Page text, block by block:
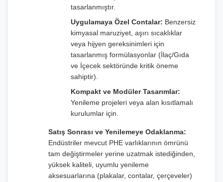
tasarlanmıştır.
Uygulamaya Özel Contalar: Benzersiz
kimyasal maruziyet, aşırı sıcaklıklar
veya hijyen gereksinimleri için
tasarlanmış formülasyonlar (İlaç/Gıda
ve İçecek sektöründe kritik öneme
sahiptir).
Kompakt ve Modüler Tasarımlar:
Yenileme projeleri veya alan kısıtlamalı
kurulumlar için.
Satış Sonrası ve Yenilemeye Odaklanma:
Endüstriler mevcut PHE varlıklarının ömrünü
tam değiştirmeler yerine uzatmak istediğinden,
yüksek kaliteli, uyumlu yenileme
aksesuarlarına (plakalar, contalar, çerçeveler)